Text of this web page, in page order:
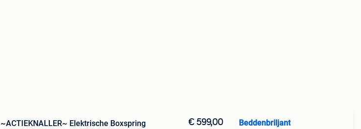
~ACTIEKNALLER~ Elektrische Boxspring
€ 599,00 Beddenbriljant